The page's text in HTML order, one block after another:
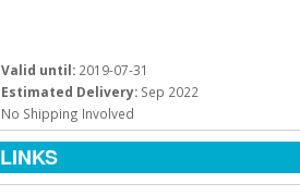
Valid until: 2019-07-31
Estimated Delivery: Sep 2022
No Shipping Involved
LINKS